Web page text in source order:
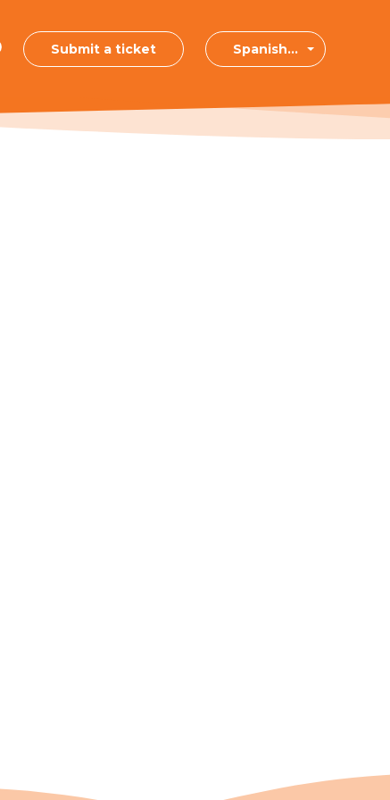
Submit a ticket Spanish...